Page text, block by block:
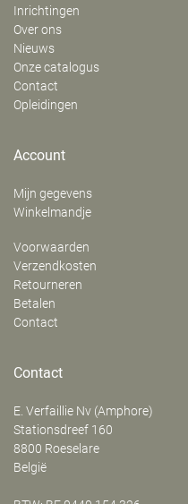
Inrichtingen
Over ons
Nieuws
Onze catalogus
Contact
Opleidingen
Account
Mijn gegevens
Winkelmandje
Voorwaarden
Verzendkosten
Retourneren
Betalen
Contact
Contact
E. Verfaillie Nv (Amphore)
‍Stationsdreef 160
8800 Roeselare
België